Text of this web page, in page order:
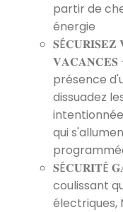
partir de
énergie
𝐕𝐀𝐂𝐀𝐍𝐂𝐄𝐒 -
présence
dissuadez
qui
𝐒É𝐂𝐔𝐑𝐈𝐓É
coulissant
électriques,